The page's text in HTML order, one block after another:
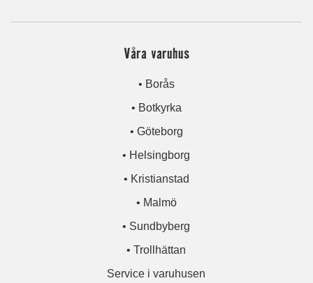
Våra varuhus
• Borås
• Botkyrka
• Göteborg
• Helsingborg
• Kristianstad
• Malmö
• Sundbyberg
• Trollhättan
Service i varuhusen